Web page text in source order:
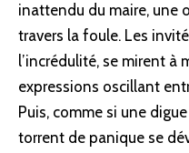
inattendu du maire, une
travers la foule. Les
l’incrédulité, se mirent à
expressions oscillant
Puis, comme si une
torrent de panique se